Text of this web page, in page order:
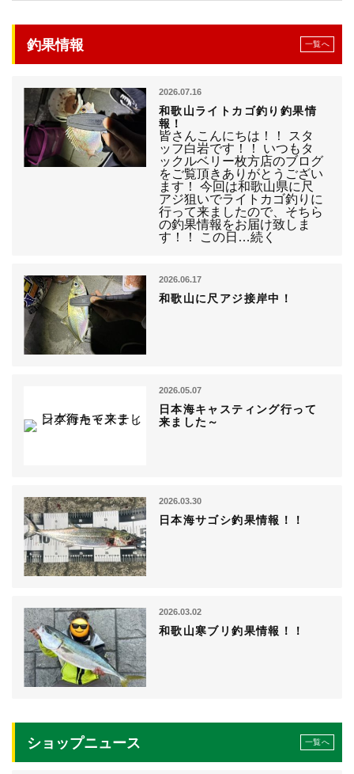
釣果情報 一覧へ
2026.07.16
和歌山ライトカゴ釣り釣果情
報！
皆さんこんにちは！！ スタ
ッフ白岩です！！ いつもタ
ックルベリー枚方店のブログ
をご覧頂きありがとうござい
ます！ 今回は和歌山県に尺
アジ狙いでライトカゴ釣りに
行って来ましたので、そちら
の釣果情報をお届け致しま
す！！ この日…続く
2026.06.17
和歌山に尺アジ接岸中！
2026.05.07
日本海キャスティング行って
来ました～
2026.03.30
日本海サゴシ釣果情報！！
2026.03.02
和歌山寒ブリ釣果情報！！
ショップニュース 一覧へ